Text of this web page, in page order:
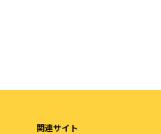
関連サイト